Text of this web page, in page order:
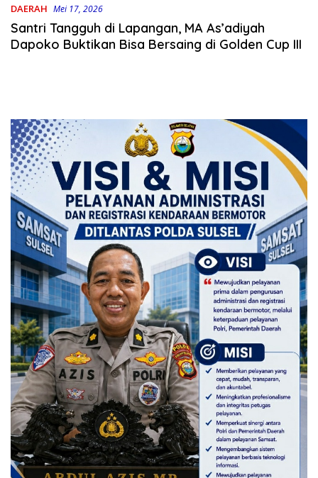
DAERAH Mei 17, 2026
Santri Tangguh di Lapangan, MA As’adiyah
Dapoko Buktikan Bisa Bersaing di Golden Cup III